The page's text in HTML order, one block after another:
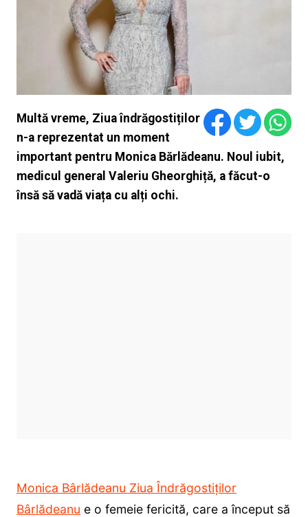
Multă vreme, Ziua îndrăgostiților
n-a reprezentat un moment
important pentru Monica Bărlădeanu. Noul iubit,
medicul general Valeriu Gheorghiță, a făcut-o
însă să vadă viața cu alți ochi.
Monica Bârlădeanu Ziua Îndrăgostiților
Bârlădeanu e o femeie fericită, care a început să